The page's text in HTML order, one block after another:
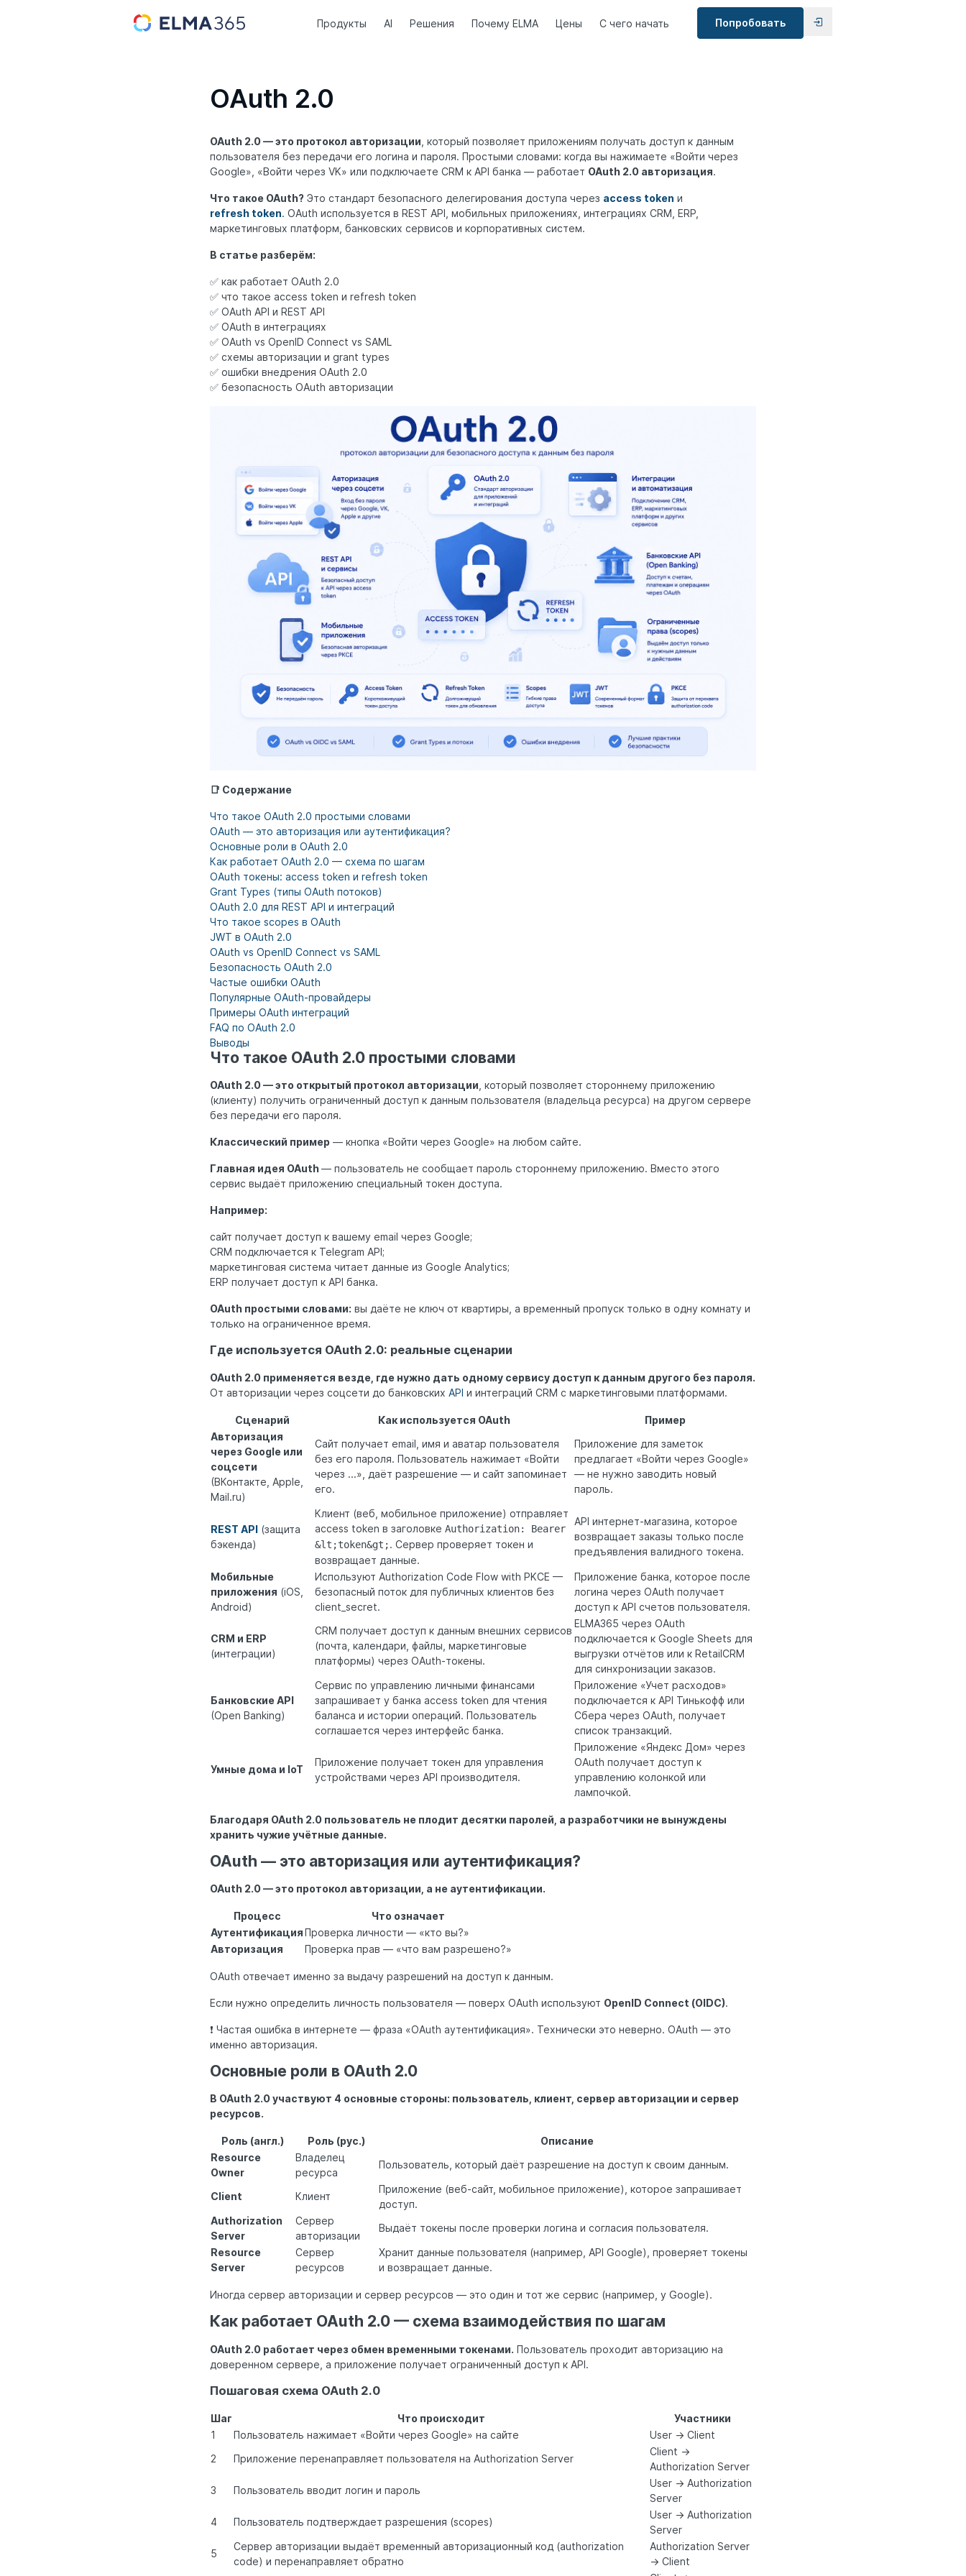
Продукты AI Решения Почему ELMA Цены С чего начать Попробовать
OAuth 2.0
OAuth 2.0 — это протокол авторизации , который позволяет приложениям получать доступ к данным
пользователя без передачи его логина и пароля. Простыми словами: когда вы нажимаете «Войти через
Google», «Войти через VK» или подключаете CRM к API банка — работает OAuth 2.0 авторизация.
Что такое OAuth? Это стандарт безопасного делегирования доступа через access token и
refresh token. OAuth используется в REST API, мобильных приложениях, интеграциях CRM, ERP,
маркетинговых платформ, банковских сервисов и корпоративных систем.
В статье разберём:
✅ как работает OAuth 2.0
✅ что такое access token и refresh token
✅ OAuth API и REST API
✅ OAuth в интеграциях
✅ OAuth vs OpenID Connect vs SAML
✅ схемы авторизации и grant types
✅ ошибки внедрения OAuth 2.0
✅ безопасность OAuth авторизации
📑 Содержание
Что такое OAuth 2.0 простыми словами
OAuth — это авторизация или аутентификация?
Основные роли в OAuth 2.0
Как работает OAuth 2.0 — схема по шагам
OAuth токены: access token и refresh token
Grant Types (типы OAuth потоков)
OAuth 2.0 для REST API и интеграций
Что такое scopes в OAuth
JWT в OAuth 2.0
OAuth vs OpenID Connect vs SAML
Безопасность OAuth 2.0
Частые ошибки OAuth
Популярные OAuth-провайдеры
Примеры OAuth интеграций
FAQ по OAuth 2.0
Выводы
Что такое OAuth 2.0 простыми словами
OAuth 2.0 — это открытый протокол авторизации , который позволяет стороннему приложению
(клиенту) получить ограниченный доступ к данным пользователя (владельца ресурса) на другом сервере
без передачи его пароля.
Классический пример — кнопка «Войти через Google» на любом сайте.
Главная идея OAuth— пользователь не сообщает пароль стороннему приложению. Вместо этого
сервис выдаёт приложению специальный токен доступа.
Например:
сайт получает доступ к вашему email через Google;
CRM подключается к Telegram API;
маркетинговая система читает данные из Google Analytics;
ERP получает доступ к API банка.
OAuth простыми словами: вы даёте не ключ от квартиры, а временный пропуск только в одну комнату и
только на ограниченное время.
Где используется OAuth 2.0: реальные сценарии
OAuth 2.0 применяется везде, где нужно дать одному сервису доступ к данным другого без пароля.
От авторизации через соцсети до банковских API и интеграций CRM с маркетинговыми платформами.
Сценарий Как используется OAuth
Пример
Авторизация
через Google или
соцсети
(ВКонтакте, Apple,
Mail.ru)
Сайт получает email, имя и аватар пользователя
без его пароля. Пользователь нажимает «Войти
через ...», даёт разрешение — и сайт запоминает
его.
Приложение для заметок
предлагает «Войти через Google»
— не нужно заводить новый
пароль.
REST API (защита
бэкенда)
Клиент (веб, мобильное приложение) отправляет
access token в заголовке Authorization: Bearer
&lt;token&gt;. Сервер проверяет токен и
возвращает данные.
API интернет-магазина, которое
возвращает заказы только после
предъявления валидного токена.
Мобильные
приложения (iOS,
Android)
Используют Authorization Code Flow with PKCE —
безопасный поток для публичных клиентов без
client_secret.
Приложение банка, которое после
логина через OAuth получает
доступ к API счетов пользователя.
CRM и ERP
(интеграции)
CRM получает доступ к данным внешних сервисов
(почта, календари, файлы, маркетинговые
платформы) через OAuth-токены.
ELMA365 через OAuth
подключается к Google Sheets для
выгрузки отчётов или к RetailCRM
для синхронизации заказов.
Банковские API
(Open Banking)
Сервис по управлению личными финансами
запрашивает у банка access token для чтения
баланса и истории операций. Пользователь
соглашается через интерфейс банка.
Приложение «Учет расходов»
подключается к API Тинькофф или
Сбера через OAuth, получает
список транзакций.
Умные дома и IoT
Приложение получает токен для управления
устройствами через API производителя.
Приложение «Яндекс Дом» через
OAuth получает доступ к
управлению колонкой или
лампочкой.
Благодаря OAuth 2.0 пользователь не плодит десятки паролей, а разработчики не вынуждены
хранить чужие учётные данные.
OAuth — это авторизация или аутентификация?
OAuth 2.0 — это протокол авторизации, а не аутентификации.
Процесс
Что означает
АутентификацияПроверка личности — «кто вы?»
Авторизация
Проверка прав — «что вам разрешено?»
OAuth отвечает именно за выдачу разрешений на доступ к данным.
Если нужно определить личность пользователя — поверх OAuth используют OpenID Connect (OIDC).
❗ Частая ошибка в интернете — фраза «OAuth аутентификация». Технически это неверно. OAuth — это
именно авторизация.
Основные роли в OAuth 2.0
В OAuth 2.0 участвуют 4 основные стороны: пользователь, клиент, сервер авторизации и сервер
ресурсов.
Роль (англ.) Роль (рус.)
Описание
Resource
Owner
Владелец
ресурса
Пользователь, который даёт разрешение на доступ к своим данным.
Client Клиент
Приложение (веб-сайт, мобильное приложение), которое запрашивает
доступ.
Authorization
Server
Сервер
авторизации
Выдаёт токены после проверки логина и согласия пользователя.
Resource
Server
Сервер
ресурсов
Хранит данные пользователя (например, API Google), проверяет токены
и возвращает данные.
Иногда сервер авторизации и сервер ресурсов — это один и тот же сервис (например, у Google).
Как работает OAuth 2.0 — схема взаимодействия по шагам
OAuth 2.0 работает через обмен временными токенами. Пользователь проходит авторизацию на
доверенном сервере, а приложение получает ограниченный доступ к API.
Пошаговая схема OAuth 2.0
Шаг Что происходит
Участники
1
Пользователь нажимает «Войти через Google» на сайте
User → Client
2
Приложение перенаправляет пользователя на Authorization Server
Client →
Authorization Server
3
Пользователь вводит логин и пароль
User → Authorization
Server
4
Пользователь подтверждает разрешения (scopes)
User → Authorization
Server
5
Сервер авторизации выдаёт временный авторизационный код (authorization
code) и перенаправляет обратно
Authorization Server
→ Client